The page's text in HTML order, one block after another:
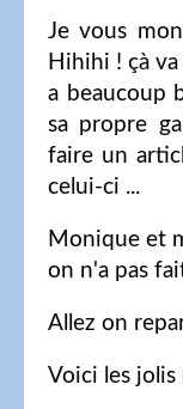
Je vous
Hihihi ! çà
a beaucoup
sa propre
faire un
celui-ci ...
Monique et
on n'a pas
Allez on
Voici les jolis